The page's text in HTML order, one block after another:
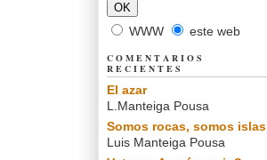
WWW este web
COMENTARIOS
RECIENTES
El azar
L.Manteiga Pousa
Somos rocas, somos islas
Luis Manteiga Pousa